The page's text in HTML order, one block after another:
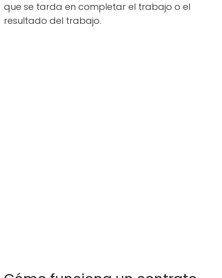
que se tarda en completar el trabajo o el
resultado del trabajo.